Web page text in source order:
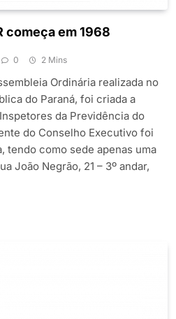
começa em 1968
0 2 Mins
Ordinária realizada no
do Paraná, foi criada a
da Previdência do
do Conselho Executivo foi
tendo como sede apenas uma
João Negrão, 21 – 3º andar,